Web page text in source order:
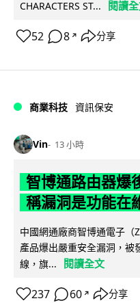
CHARACTERS ST... 閱讀
52 8 ↗ 分享
商業科技 資訊保安
Vin 13 小時
智博通路由器爆
稱漏洞是功能在
中國網通廠商智博通電子
產品爆出嚴重安全漏洞，被
線，旗...
閱讀全文
237 60 ↗ 分享